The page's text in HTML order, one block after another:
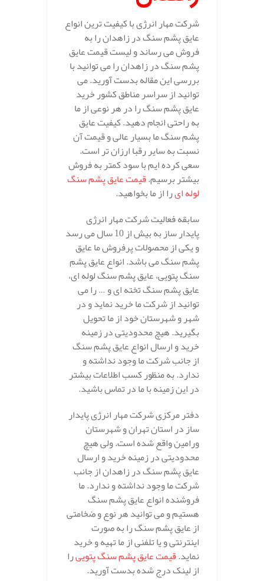
شرکت مهار انرژی با کیفیت ترین انواع
عایق پشم سنگ در زاهدان را به
فروش می رساند و لیست قیمت عایق
پشم سنگ در زاهدان را می توانید با
بررسی این مقاله بدست آورید. می
توانید از سراسر مناطق کشور خرید
عایق پشم سنگ را در هر نوعی از ما
به راحتی انجام دهید. کیفیت عایق
پشم سنگ ما بسیار عالی و قیمت آن
نسبت به سایر رقبا ارزان تر است.
سعی کرده ایم با سود کمتر به فروش
بیشتر برسیم.قیمت عایق پشم سنگ
لوله ایرا از ما بخواهید.
سابقه فعالیت شرکت مهار انرژی
پایدار ساز به بیش از 10 سال می رسد
و یکی از محصولات پرفروش ما عایق
پشم سنگ می باشد. انواع عایق پشم
سنگ پتویی، عایق پشم سنگ لوله ای،
عایق پشم سنگ تخته ای و … را می
توانید از شرکت ما خرید نماید و در
شهر و شهرستان خود از ما تحویل
بگیرید. هیچ محدودیتی در زمینه
خرید و ارسال انواع عایق پشم سنگ
از جانب شرکت ما وجود نداشته و
ندارد. به منظور کسب اطلاعات بیشتر
در این زمینه با ما در تماس باشید.
دفتر مرکزی شرکت مهار انرژی پایدار
ساز در استان تهران و شهرستان
ورامین واقع شده است. ولی هیچ
محدودیتی در زمینه خرید و ارسال
عایق پشم سنگ در زاهدان از جانب
شرکت ما وجود نداشته و ندارد. ما
فروشنده انواع عایق پشم سنگ
هستیم و می توانید هر نوع و ضخامتی
از عایق پشم سنگ را به صورت
اینترنتی و یا تلفنی از ما تهیه و خرید
نماید.قیمت عایق پشم سنگ پتوییرا
از لینک درج شده بدست آورید.